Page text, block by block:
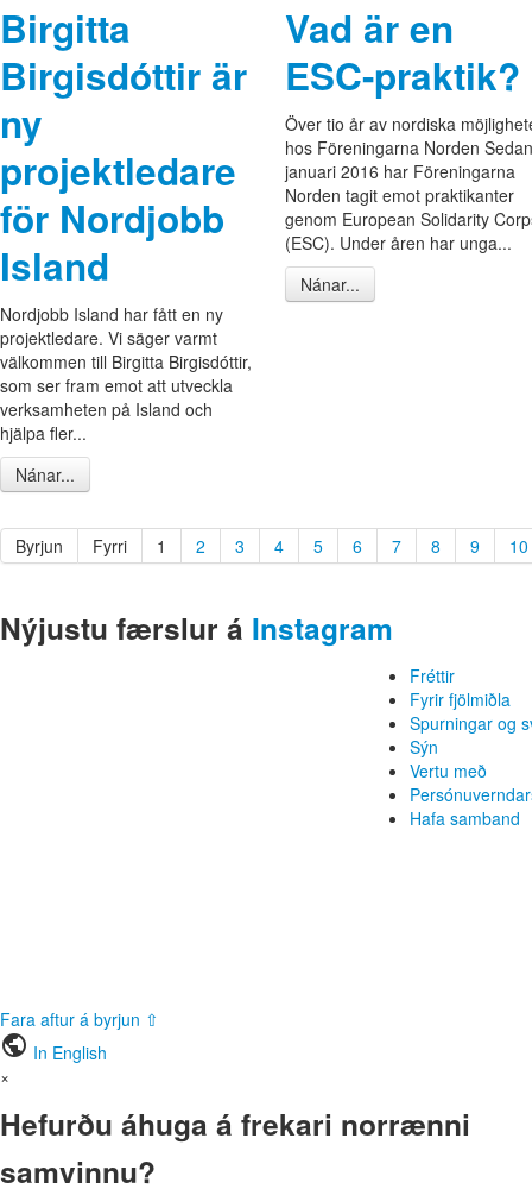
Birgitta
Birgisdóttir är
ny
projektledare
för Nordjobb
Island
Nordjobb Island har fått en ny
projektledare. Vi säger varmt
välkommen till Birgitta Birgisdóttir,
som ser fram emot att utveckla
verksamheten på Island och
hjälpa fler...
Nánar...
Vad är en
ESC-praktik?
Över tio år av nordiska
hos Föreningarna Norden Sedan
januari 2016 har Föreningarna
Norden tagit emot praktikanter
genom European Solidarity
(ESC). Under åren har unga...
Nánar...
Byrjun Fyrri 1 2 3 4 5 6 7 8 9 10
Nýjustu færslur á Instagram
Fréttir
Fyrir fjölmiðla
Spurningar og
Sýn
Vertu með
Hafa samband
Fara aftur á byrjun ⇧
public In English
×
Hefurðu áhuga á frekari norrænni
samvinnu?